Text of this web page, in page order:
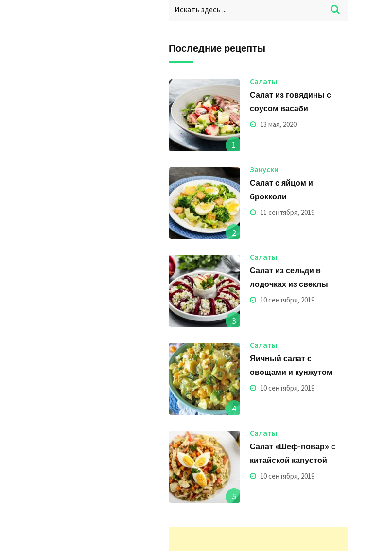
Последние рецепты
1
Салаты
Салат из говядины с
соусом васаби
13 мая, 2020
2
Закуски
Салат с яйцом и
брокколи
11 сентября, 2019
3
Салаты
Салат из сельди в
лодочках из свеклы
10 сентября, 2019
4
Салаты
Яичный салат с
овощами и кунжутом
10 сентября, 2019
5
Салаты
Салат «Шеф-повар» с
китайской капустой
10 сентября, 2019